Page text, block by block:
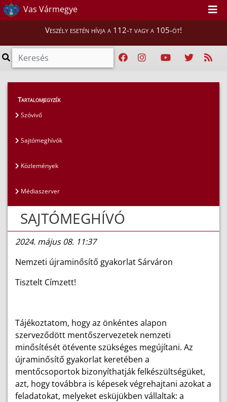
Vas Vármegye
Veszély esetén hívja a 112-t vagy a 105-öt!
Magunkról
Tartalomjegyzék
Szóvivő
Sajtómeghívók
Közlemények
Médiaszerver
SAJTÓMEGHÍVÓ
2024. május 08. 11:37
Nemzeti újraminősítő gyakorlat Sárváron
Tisztelt Címzett!
Tájékoztatom, hogy az önkéntes alapon
szerveződött mentőszervezetek nemzeti
minősítését ötévente szükséges megújítani. Az
újraminősítő gyakorlat keretében a
mentőcsoportok bizonyíthatják felkészültségüket,
azt, hogy továbbra is képesek végrehajtani azokat a
feladatokat, melyeket esküjükben vállaltak: a